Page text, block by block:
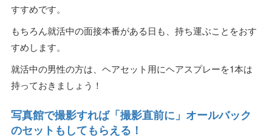
すすめです。
もちろん就活中の面接本番がある日も、持ち運ぶことをおす
すめします。
就活中の男性の方は、ヘアセット用にヘアスプレーを1本は
持っておきましょう！
写真館で撮影すれば「撮影直前に」オールバック
のセットもしてもらえる！